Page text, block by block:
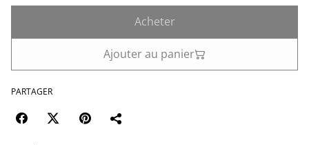
Acheter
Ajouter au panier
PARTAGER